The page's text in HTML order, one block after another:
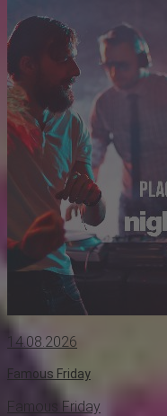
14.08.2026
Famous Friday
Famous Friday